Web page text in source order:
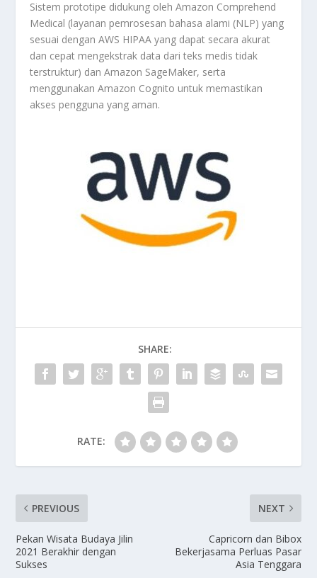
Sistem prototipe didukung oleh Amazon Comprehend
Medical (layanan pemrosesan bahasa alami (NLP) yang
sesuai dengan AWS HIPAA yang dapat secara akurat
dan cepat mengekstrak data dari teks medis tidak
terstruktur) dan Amazon SageMaker, serta
menggunakan Amazon Cognito untuk memastikan
akses pengguna yang aman.
SHARE:
RATE:
PREVIOUS
Pekan Wisata Budaya Jilin
2021 Berakhir dengan
Sukses
NEXT
Capricorn dan Bibox
Bekerjasama Perluas Pasar
Asia Tenggara